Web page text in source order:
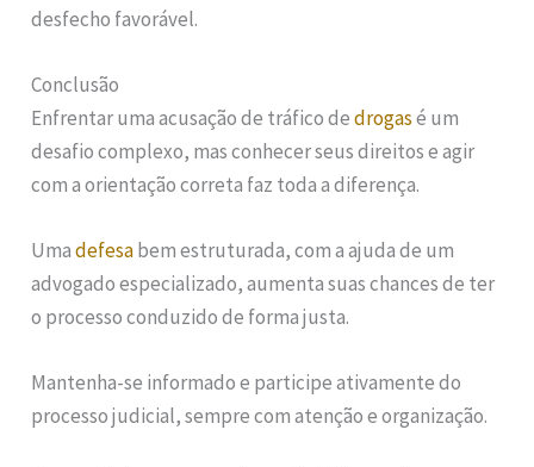
desfecho favorável.
Conclusão
Enfrentar uma acusação de tráfico dedrogasé um
desafio complexo, mas conhecer seus direitos e agir
com a orientação correta faz toda a diferença.
Umadefesabem estruturada, com a ajuda de um
advogado especializado, aumenta suas chances de ter
o processo conduzido de forma justa.
Mantenha-se informado e participe ativamente do
processo judicial, sempre com atenção e organização.